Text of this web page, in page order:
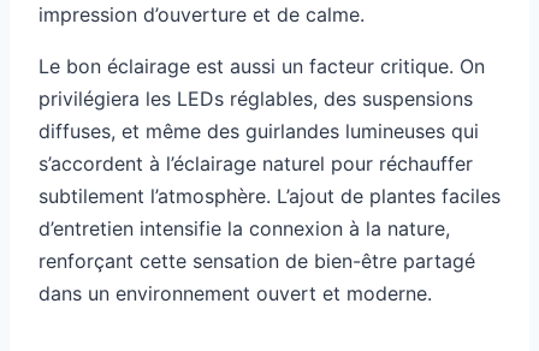
impression d’ouverture et de calme.
Le bon éclairage est aussi un facteur critique. On
privilégiera les LEDs réglables, des suspensions
diffuses, et même des guirlandes lumineuses qui
s’accordent à l’éclairage naturel pour réchauffer
subtilement l’atmosphère. L’ajout de plantes faciles
d’entretien intensifie la connexion à la nature,
renforçant cette sensation de bien-être partagé
dans un environnement ouvert et moderne.